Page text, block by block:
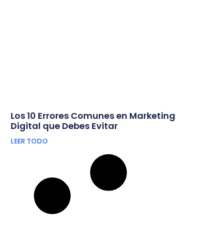
Los 10 Errores Comunes en Marketing
Digital que Debes Evitar
LEER TODO